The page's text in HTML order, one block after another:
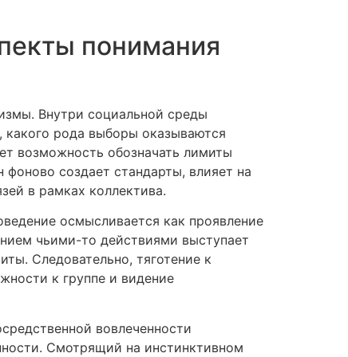
понимания
Внутри социальной среды
какого рода выборы оказываются
возможность обозначать лимиты
создает стандарты, влияет на
в рамках коллектива.
осмысливается как проявление
чьими-то действиями выступает
Следовательно, тяготение к
к группе и видение
вовлеченности
Смотрящий на инстинктивном